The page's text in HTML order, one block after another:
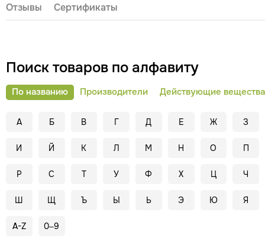
Отзывы Сертификаты
Поиск товаров по алфавиту
По названию Производители Действующие вещества
А Б В Г Д Е Ж З
И Й К Л М Н О П
Р С Т У Ф Х Ц Ч
Ш Щ Ъ Ы Ь Э Ю Я
A-Z 0–9